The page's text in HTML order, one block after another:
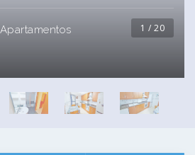
1 / 20
Apartamentos